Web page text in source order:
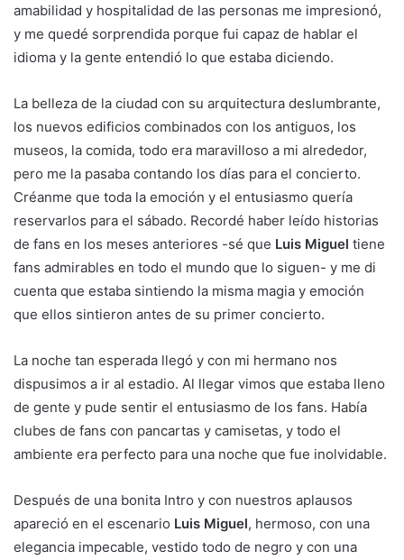
amabilidad y hospitalidad de las personas me impresionó,
y me quedé sorprendida porque fui capaz de hablar el
idioma y la gente entendió lo que estaba diciendo.
La belleza de la ciudad con su arquitectura deslumbrante,
los nuevos edificios combinados con los antiguos, los
museos, la comida, todo era maravilloso a mi alrededor,
pero me la pasaba contando los días para el concierto.
Créanme que toda la emoción y el entusiasmo quería
reservarlos para el sábado. Recordé haber leído historias
de fans en los meses anteriores -sé que Luis Miguel tiene
fans admirables en todo el mundo que lo siguen- y me di
cuenta que estaba sintiendo la misma magia y emoción
que ellos sintieron antes de su primer concierto.
La noche tan esperada llegó y con mi hermano nos
dispusimos a ir al estadio. Al llegar vimos que estaba lleno
de gente y pude sentir el entusiasmo de los fans. Había
clubes de fans con pancartas y camisetas, y todo el
ambiente era perfecto para una noche que fue inolvidable.
Después de una bonita Intro y con nuestros aplausos
apareció en el escenario Luis Miguel, hermoso, con una
elegancia impecable, vestido todo de negro y con una